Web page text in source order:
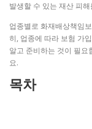
발생할 수 있는 재산 피
업종별로 화재배상책임
히, 업종에 따라 보험 가
알고 준비하는 것이 필요
요.
목차